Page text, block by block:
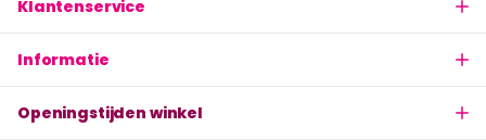
Klantenservice
Informatie
Openingstijden winkel